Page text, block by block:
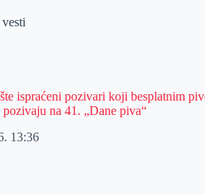
ispraćeni pozivari koji besplatnim
pozivaju na 41. „Dane piva“
13:36